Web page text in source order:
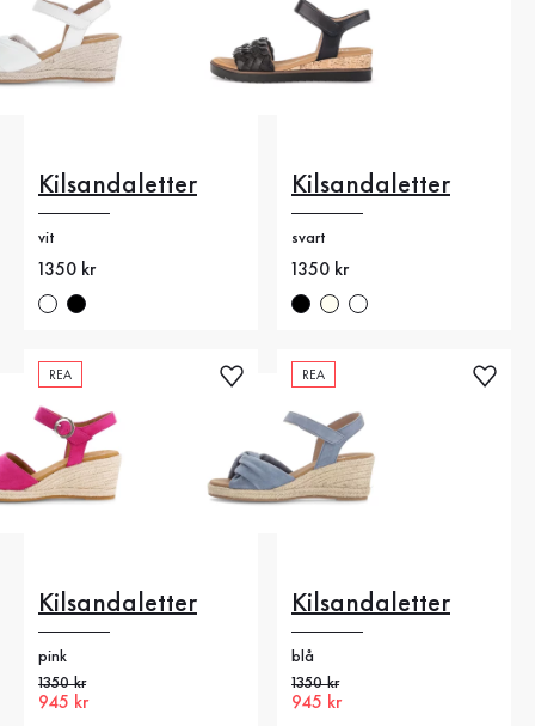
Kilsandaletter
vit
Nytt pris
1350 kr
Kilsandaletter
svart
Nytt pris
1350 kr
REA
Kilsandaletter
pink
Gammalt pris
1350 kr
Nytt pris
945 kr
REA
Kilsandaletter
blå
Gammalt pris
1350 kr
Nytt pris
945 kr